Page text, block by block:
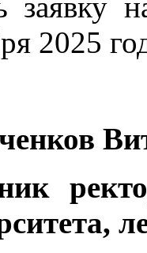
заявку
2025